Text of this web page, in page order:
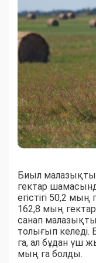
Биыл
гектар
егістігі 50,2
162,8 мың
санап
толығып
га, ал бұдан үш
мың га болды.